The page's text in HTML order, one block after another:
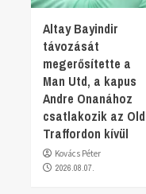
Altay Bayindir
távozását
megerősítette a
Man Utd, a kapus
Andre Onanához
csatlakozik az Old
Traffordon kívül
Kovács Péter
2026.08.07.